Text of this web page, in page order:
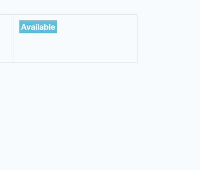
Available